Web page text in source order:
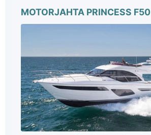
MOTORJAHTA PRINCESS F50